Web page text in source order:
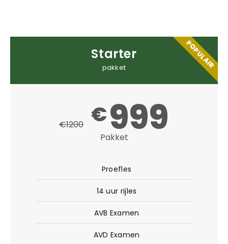
Starter
pakket
€1200 €999
Pakket
Proefles
14 uur rijles
AVB Examen
AVD Examen
POPULAIR